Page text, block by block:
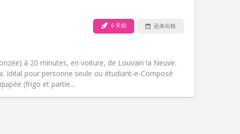
6 天前 还未出租
à 20 minutes, en voiture, de Louvain la Neuve.
Idéal pour personne seule ou étudiant-e-Composé
(frigo et partie...
其他
氛围:安静